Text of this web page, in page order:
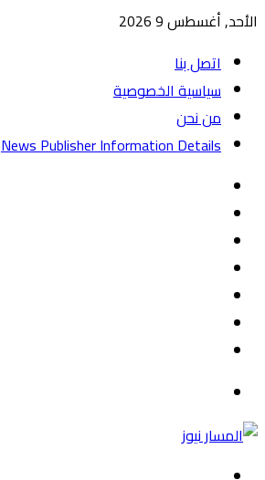
الأحد, أغسطس 9 2026
اتصل بنا
سياسية الخصوصية
من نحن
News Publisher Information Details